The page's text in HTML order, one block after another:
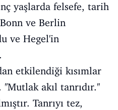
yaşlarda felsefe, tarih
ve Berlin
ve Hegel'in
etkilendiği kısımlar
akıl tanrıdır.''
Tanrıyı tez,